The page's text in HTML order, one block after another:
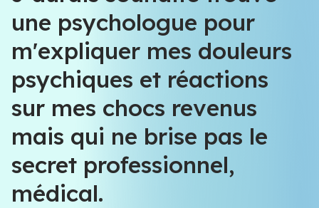
une psychologue pour
m'expliquer mes douleurs
psychiques et réactions
sur mes chocs revenus
mais qui ne brise pas le
secret professionnel,
médical.